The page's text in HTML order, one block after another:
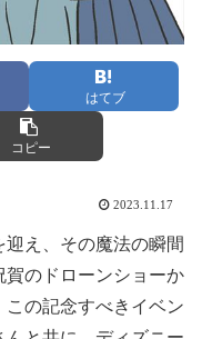
はてブ
コピー
2023.11.17
え、その魔法の瞬間
のドローンショーか
の記念すべきイベン